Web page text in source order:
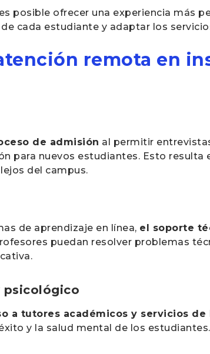
posible ofrecer una experiencia más
cada estudiante y adaptar los
remota en
de admisión al permitir
para nuevos estudiantes. Esto
del campus.
de aprendizaje en línea, el soporte
puedan resolver problemas
psicológico
a tutores académicos y servicios de
y la salud mental de los estudiantes.